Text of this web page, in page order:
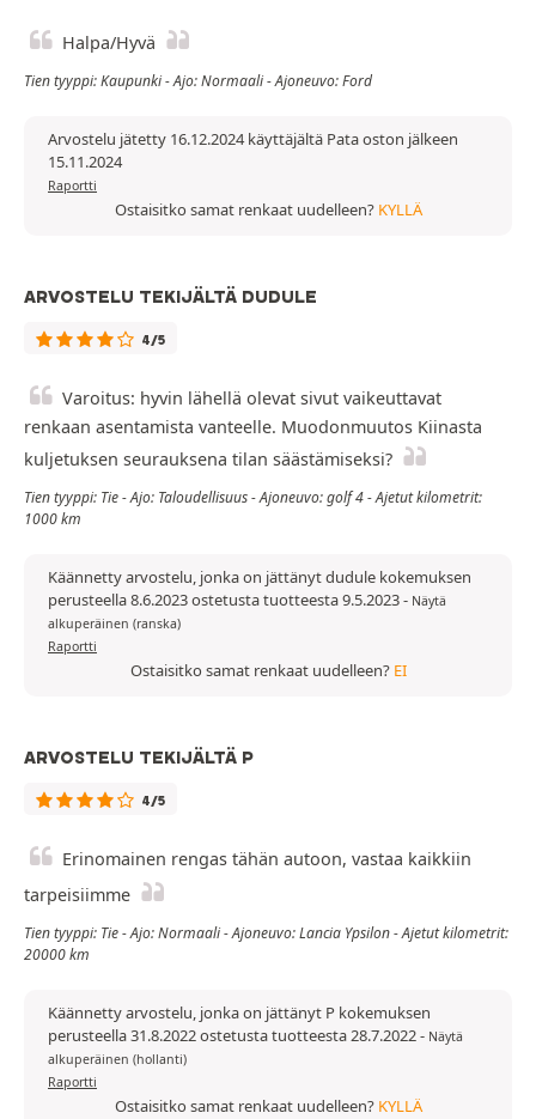
Halpa/Hyvä
Tien tyyppi: Kaupunki - Ajo: Normaali - Ajoneuvo: Ford
Arvostelu jätetty 16.12.2024 käyttäjältä Pata oston jälkeen
15.11.2024
Raportti
Ostaisitko samat renkaat uudelleen? KYLLÄ
ARVOSTELU TEKIJÄLTÄ DUDULE
4/5
Varoitus: hyvin lähellä olevat sivut vaikeuttavat
renkaan asentamista vanteelle. Muodonmuutos Kiinasta
kuljetuksen seurauksena tilan säästämiseksi?
Tien tyyppi: Tie - Ajo: Taloudellisuus - Ajoneuvo: golf 4 - Ajetut kilometrit:
1000 km
Käännetty arvostelu, jonka on jättänyt dudule kokemuksen
perusteella 8.6.2023 ostetusta tuotteesta 9.5.2023- Näytä
alkuperäinen (ranska)
Raportti
Ostaisitko samat renkaat uudelleen? EI
ARVOSTELU TEKIJÄLTÄ P
4/5
Erinomainen rengas tähän autoon, vastaa kaikkiin
tarpeisiimme
Tien tyyppi: Tie - Ajo: Normaali - Ajoneuvo: Lancia Ypsilon - Ajetut kilometrit:
20000 km
Käännetty arvostelu, jonka on jättänyt P kokemuksen
perusteella 31.8.2022 ostetusta tuotteesta 28.7.2022- Näytä
alkuperäinen (hollanti)
Raportti
Ostaisitko samat renkaat uudelleen? KYLLÄ